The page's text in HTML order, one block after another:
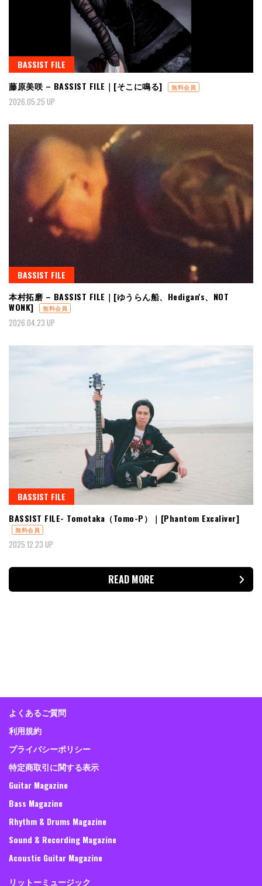
BASSIST FILE
藤原美咲 – BASSIST FILE｜[そこに鳴る]
無料会員
2026.05.25 UP
BASSIST FILE
本村拓磨 – BASSIST FILE｜[ゆうらん船、Hedigan's、NOT
WONK]
無料会員
2026.04.23 UP
BASSIST FILE
BASSIST FILE- Tomotaka（Tomo-P）｜[Phantom Excaliver]
無料会員
2025.12.23 UP
READ MORE
よくあるご質問
利用規約
プライバシーポリシー
特定商取引に関する表示
Guitar Magazine
Bass Magazine
Rhythm & Drums Magazine
Sound & Recording Magazine
Acoustic Guitar Magazine
リットーミュージック